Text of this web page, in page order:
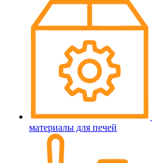
материалы для печей